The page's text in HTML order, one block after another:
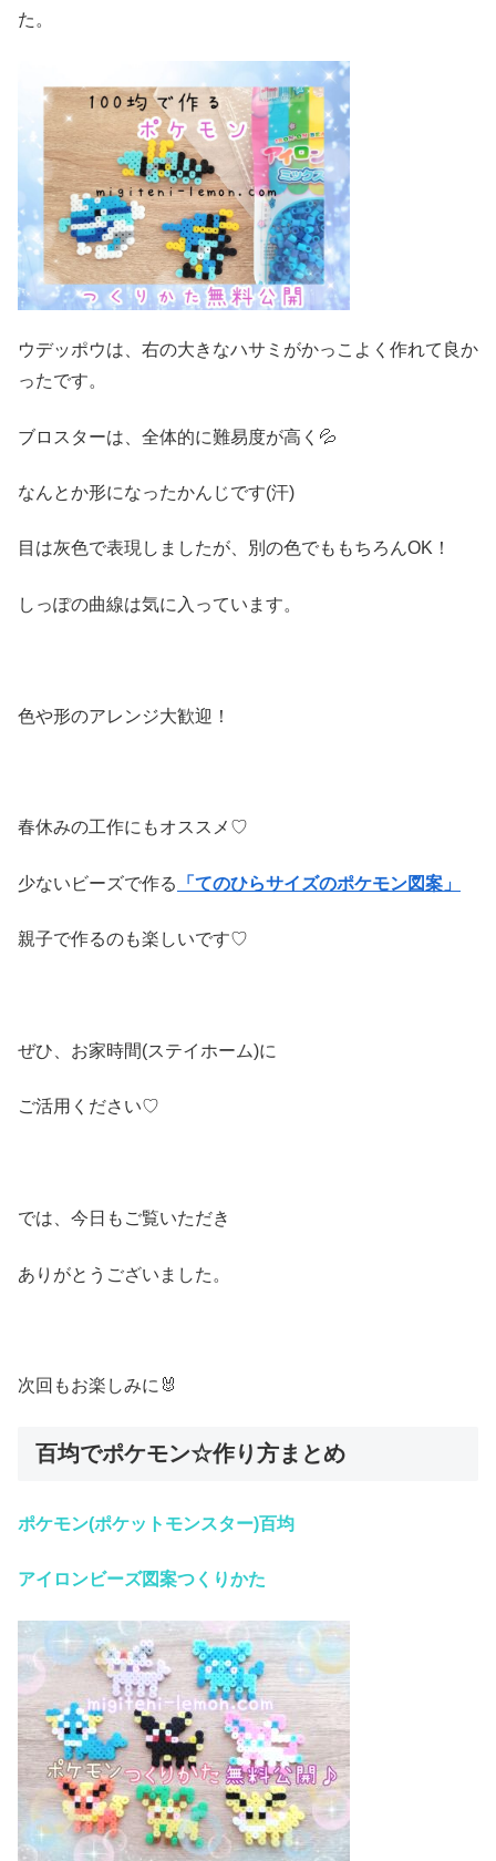
た。
ウデッポウは、右の大きなハサミがかっこよく作れて良か
ったです。
ブロスターは、全体的に難易度が高く💦
なんとか形になったかんじです(汗)
目は灰色で表現しましたが、別の色でももちろんOK！
しっぽの曲線は気に入っています。
色や形のアレンジ大歓迎！
春休みの工作にもオススメ♡
少ないビーズで作る 「てのひらサイズのポケモン図案」
親子で作るのも楽しいです♡
ぜひ、お家時間(ステイホーム)に
ご活用ください♡
では、今日もご覧いただき
ありがとうございました。
次回もお楽しみに🐰
百均でポケモン☆作り方まとめ
ポケモン(ポケットモンスター)百均
アイロンビーズ図案つくりかた